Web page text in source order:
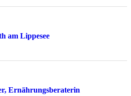
am Lippesee
Ernährungsberaterin